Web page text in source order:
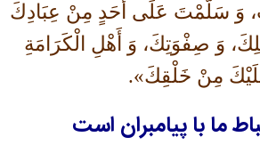
وَ سَلَّمْتَ عَلَى أَحَدٍ مِنْ عِبَادِكَ
وَ صِفْوَتِكَ، وَ أَهْلِ الْكَرَامَةِ
مِنْ خَلْقِكَ».
ما با پیامبران است